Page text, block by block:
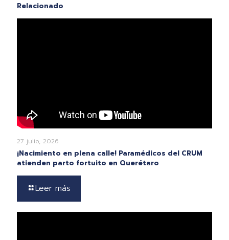
Relacionado
27 julio, 2026
¡Nacimiento en plena calle! Paramédicos del CRUM
atienden parto fortuito en Querétaro
Leer más